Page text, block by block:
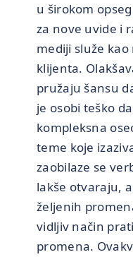
u širokom
za nove uvide i
mediji služe
klijenta.
pružaju šansu
je osobi teško
kompleksna
teme koje
zaobilaze se
lakše otvaraju,
željenih
vidljiv način
promena.